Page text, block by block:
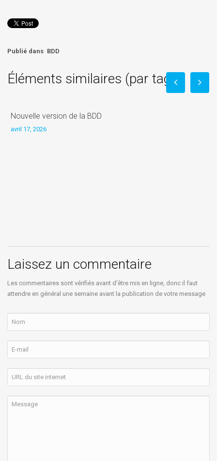
Publié dans BDD
Éléments similaires (par tag)
Nouvelle version de la BDD
avril 17, 2026
Laissez un commentaire
Les commentaires sont vérifiés avant d'être mis en ligne, donc il faut
attendre en général une semaine avant la publication de votre message